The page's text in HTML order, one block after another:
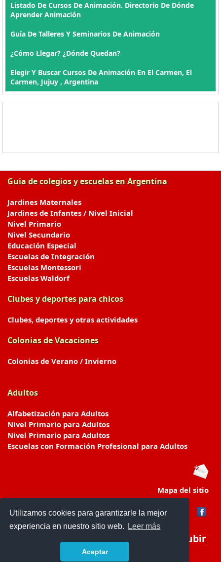
Utilizamos cookies para garantizarle la mejor
experiencia en nuestro sitio web.
Leer más
Aceptar
Listado De Cursos De Animación. Directorio De Dónde
Aprender Animación
Guía De Talleres Y Seminarios De Animación
¿Cómo Llegar? ¿Dónde Quedan?
Elegir Y Buscar Cursos De Animación En El Carmen, El
Carmen, Jujuy , Argentina
Guia de colegios y escuelas en Argentina
Jardines Maternales
Jardines de Infantes / Nivel Inicial
Nivel Primario
Nivel Secundario
Educación Especial
Escuelas de Integración
Escuelas Montessori
Escuelas Waldorf
Clubes y deportes para chicos
Clubes, deportes y otras actividades
Colonias de Vacaciones
Colonias de Verano / Invierno
Adultos
Alfabetización para Adultos
Nivel Primario para Adultos
Nivel Primario para Adultos
Escuelas con Formación Profesional para Adultos
Mapa del sitio
Subir